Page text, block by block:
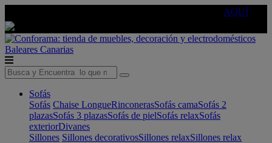
AQUÍ
Baleares Canarias
Sofás
Sofás Chaise LongueRinconerasSofás camaSofás 2
plazasSofás 3 plazasSofás de pielSofás relaxSofás
exteriorDivanes
Sillones Sillones decorativosSillones relaxSillones relax